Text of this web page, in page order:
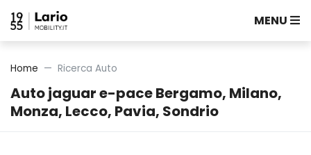
MENU
Auto jaguar e-pace Bergamo, Milano,
Monza, Lecco, Pavia, Sondrio
Home Ricerca Auto